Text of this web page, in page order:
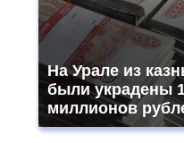
На Урале из
были украдены
миллионов